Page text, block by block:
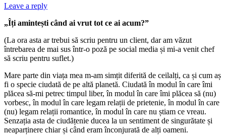
Leave a reply
„Îți amintești când ai vrut tot ce ai acum?”
(La ora asta ar trebui să scriu pentru un client, dar am văzut
întrebarea de mai sus într-o poză pe social media și mi-a venit chef
să scriu pentru suflet.)
Mare parte din viața mea m-am simțit diferită de ceilalți, ca și cum aș
fi o specie ciudată de pe altă planetă. Ciudată în modul în care îmi
plăcea să-mi petrec timpul liber, în modul în care îmi plăcea să (nu)
vorbesc, în modul în care legam relații de prietenie, în modul în care
(nu) legam relații romantice, în modul în care nu știam ce vreau.
Senzația asta de ciudățenie ducea la un sentiment de singurătate și
neaparținere chiar și când eram înconjurată de alți oameni.